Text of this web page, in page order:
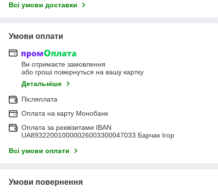
Всі умови доставки
Умови оплати
Ви отримаєте замовлення
або гроші повернуться на вашу картку
Детальніше
Післяплата
Оплата на карту Монобанк
Оплата за реквізитами IBAN
UA893220010000026003300047033 Барчак Ігор
Всі умови оплати
Умови повернення